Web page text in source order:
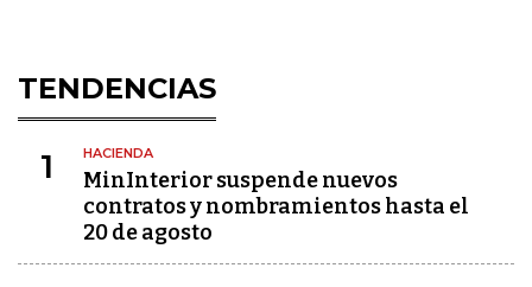
TENDENCIAS
1 HACIENDA
MinInterior suspende nuevos
contratos y nombramientos hasta el
20 de agosto